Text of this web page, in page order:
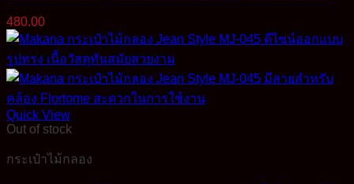
480.00
Quick View
Out of stock
กระเป๋าไม้กลอง